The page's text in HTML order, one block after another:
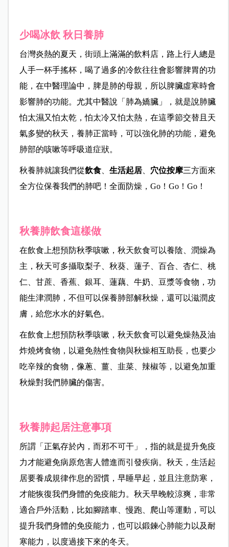
少喝冰飲 秋日養肺
台灣炎熱的夏天，街頭上滿滿的飲料店，路上行人總是
人手一杯手搖杯，喝了過多的冷飲往往會影響脾胃的功
能，在中醫理論中，脾是肺的母親，所以脾臟虛寒時會
影響肺的功能。尤其中醫說「肺為嬌臟」，就是說肺臟
怕太濕又怕太乾，怕太冷又怕太熱，在這季節交替且天
氣多變的秋天，養肺正當時，可以強化肺的功能，避免
肺部的咳嗽等呼吸道症狀。
秋養肺就讓我們從飲食、 生活起居、 穴位按摩三方面來
全方位保養我們的肺吧！全面防燥，Go！Go！Go！
秋養肺飲食這樣做
在飲食上想預防秋季咳嗽，秋天飲食可以養陰、潤燥為
主，秋天可多攝取梨子、秋葵、蓮子、百合、杏仁、桃
仁、甘蔗、香蕉、銀耳、蓮藕、牛奶、豆漿等食物，功
能生津潤肺，不但可以保養肺部解秋燥，還可以滋潤皮
膚，給您水水的好氣色。
在飲食上想預防秋季咳嗽，秋天飲食可以避免燥熱及油
炸燒烤食物，以避免熱性食物與秋燥相互助長，也要少
吃辛辣的食物，像蔥、薑、韭菜、辣椒等，以避免加重
秋燥對我們肺臟的傷害。
秋養肺起居注意事項
所謂「正氣存於內，而邪不可干」，指的就是提升免疫
力才能避免病原危害人體進而引發疾病。秋天，生活起
居要養成規律作息的習慣，早睡早起，並且注意防寒，
才能恢復我們身體的免疫能力。秋天早晚較涼爽，非常
適合戶外活動，比如腳踏車、慢跑、爬山等運動，可以
提升我們身體的免疫能力，也可以鍛鍊心肺能力以及耐
寒能力，以度過接下來的冬天。